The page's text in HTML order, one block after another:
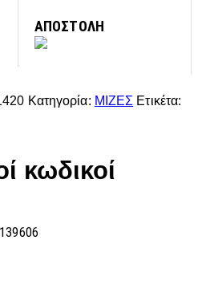
ΑΠΟΣΤΟΛΗ
Κατηγορία: ΜΙΖΕΣ Ετικέτα:
κωδικοί